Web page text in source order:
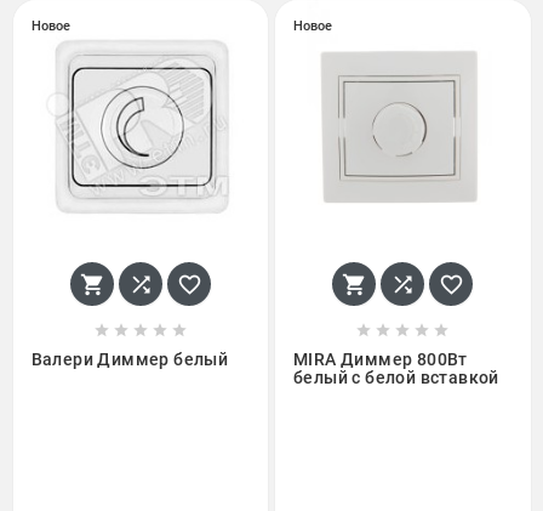
Новое
  
    
Валери Диммер белый
Новое
  
    
MIRA Диммер 800Вт
белый с белой вставкой